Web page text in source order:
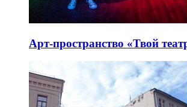
Арт-пространство «Твой